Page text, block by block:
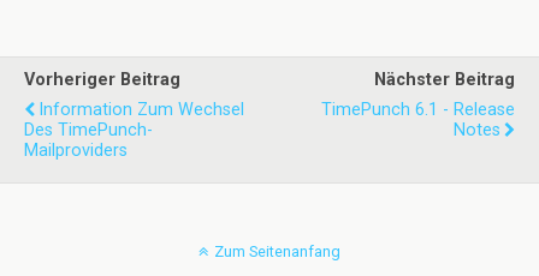
Vorheriger Beitrag
Information Zum Wechsel
Des TimePunch-
Mailproviders
Nächster Beitrag
TimePunch 6.1 - Release
Notes
Zum Seitenanfang